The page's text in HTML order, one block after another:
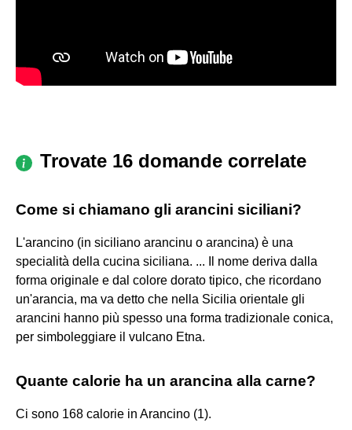
Trovate 16 domande correlate
Come si chiamano gli arancini siciliani?
L'arancino (in siciliano arancinu o arancina) è una
specialità della cucina siciliana. ... Il nome deriva dalla
forma originale e dal colore dorato tipico, che ricordano
un'arancia, ma va detto che nella Sicilia orientale gli
arancini hanno più spesso una forma tradizionale conica,
per simboleggiare il vulcano Etna.
Quante calorie ha un arancina alla carne?
Ci sono 168 calorie in Arancino (1).